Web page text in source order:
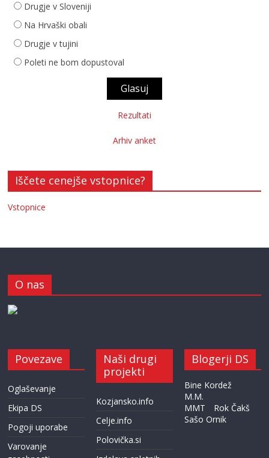
Drugje v Sloveniji
Na Hrvaški obali
Drugje v tujini
Poleti ne bom dopustoval
Rezultati
Arhiv anket
Iščete cenejše vstopnice?
Vstopnice
O nas
Povezave
Oglaševanje
Ekipa DS
Pogoji uporabe
Varovanje
Naši drugi
projekti
Kozjansko.info
Celje.info
Polovička.si
Blogerji DS
Bine Kordež
M.M.
MMT
Rok Čakš
Sašo Ornik